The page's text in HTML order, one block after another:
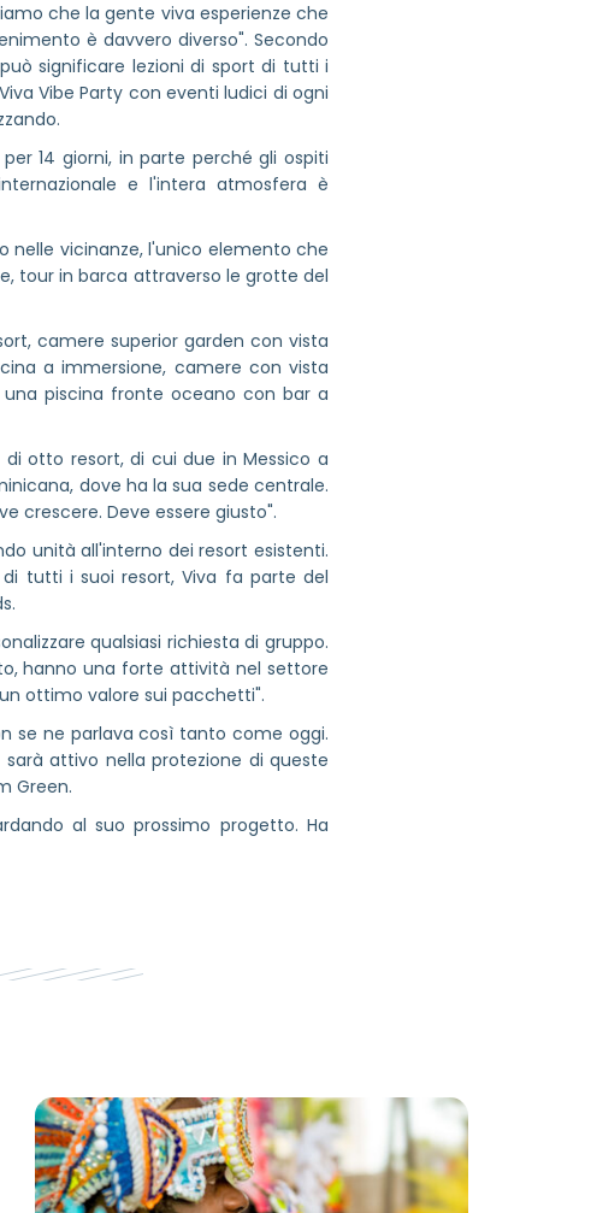
che la gente viva esperienze che
è davvero diverso". Secondo
significare lezioni di sport di tutti i
Vibe Party con eventi ludici di ogni
14 giorni, in parte perché gli ospiti
e l'intera atmosfera è
nelle vicinanze, l'unico elemento che
tour in barca attraverso le grotte del
camere superior garden con vista
a immersione, camere con vista
piscina fronte oceano con bar a
otto resort, di cui due in Messico a
dove ha la sua sede centrale.
crescere. Deve essere giusto".
unità all'interno dei resort esistenti.
di tutti i suoi resort, Viva fa parte del
qualsiasi richiesta di gruppo.
hanno una forte attività nel settore
ottimo valore sui pacchetti".
se ne parlava così tanto come oggi.
attivo nella protezione di queste
Green.
al suo prossimo progetto. Ha